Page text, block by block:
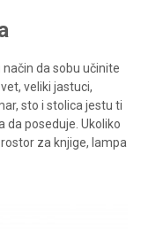
da sobu učinite
veliki jastuci,
sto i stolica jestu ti
da poseduje. Ukoliko
za knjige, lampa